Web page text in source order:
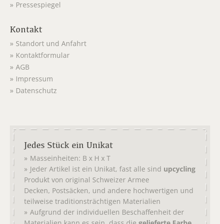
Pressespiegel
Kontakt
Standort und Anfahrt
Kontaktformular
AGB
Impressum
Datenschutz
Jedes Stück ein Unikat
Masseinheiten: B x H x T
Jeder Artikel ist ein Unikat, fast alle sind upcycling
Produkt von original Schweizer Armee
Decken, Postsäcken, und andere hochwertigen und
teilweise traditionsträchtigen Materialien
Aufgrund der individuellen Beschaffenheit der